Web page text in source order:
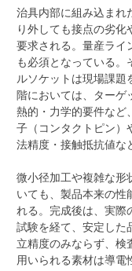
治具内部に組み込まれ
り外しても接点の劣
要求される。量産ライ
も必須となっている
ルソケットは現場課
階においては、ターゲ
熱的・力学的要件など
子（コンタクトピン）
法精度・接触抵抗値な
微小径加工や複雑な形
いても、製品本来の性
れる。完成後は、実際
試験を経て、安定した
立精度のみならず、検
用いられる素材は導